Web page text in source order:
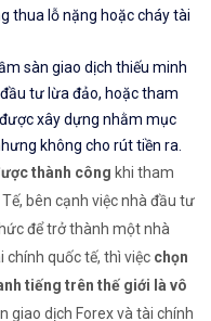
thua lỗ nặng hoặc cháy tài
sàn giao dịch thiếu minh
tư lừa đảo, hoặc tham
xây dựng nhằm mục
không cho rút tiền ra.
thành công khi tham
bên cạnh việc nhà đầu tư
để trở thành một nhà
quốc tế, thì việc chọn
tiếng trên thế giới là vô
giao dịch Forex và tài chính